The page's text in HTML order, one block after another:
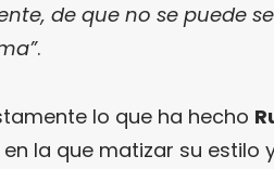
de que no se puede
.
lo que ha hecho
la que matizar su estilo